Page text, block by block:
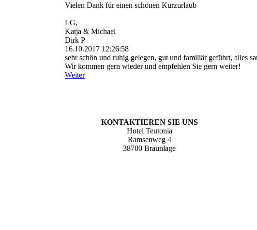
Vielen Dank für einen schönen Kurzurlaub
LG,
Katja & Michael
Dirk P
16.10.2017 12:26:58
sehr schön und ruhig gelegen, gut und familiär geführt, alles
Wir kommen gern wieder und empfehlen Sie gern weiter!
Weiter
KONTAKTIEREN SIE UNS
Hotel Teutonia
Ramsenweg 4
38700 Braunlage